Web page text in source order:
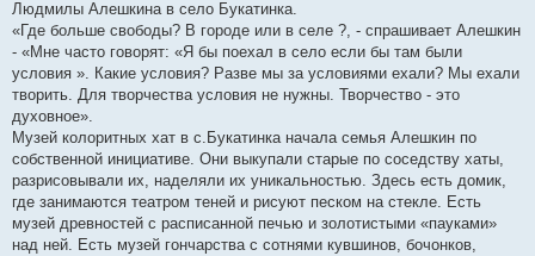
Людмилы Алешкина в село Букатинка.
«Где больше свободы? В городе или в селе ?, - спрашивает Алешкин
- «Мне часто говорят: «Я бы поехал в село если бы там были
условия ». Какие условия? Разве мы за условиями ехали? Мы ехали
творить. Для творчества условия не нужны. Творчество - это
духовное».
Музей колоритных хат в с.Букатинка начала семья Алешкин по
собственной инициативе. Они выкупали старые по соседству хаты,
разрисовывали их, наделяли их уникальностью. Здесь есть домик,
где занимаются театром теней и рисуют песком на стекле. Есть
музей древностей с расписанной печью и золотистыми «пауками»
над ней. Есть музей гончарства с сотнями кувшинов, бочонков,